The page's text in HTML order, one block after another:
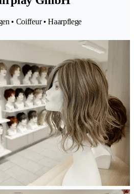
• Coiffeur • Haarpflege